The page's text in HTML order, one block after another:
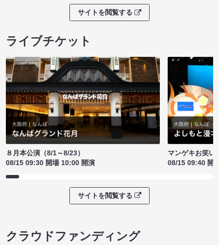
サイトを閲覧する
ライブチケット
８月本公演（8/1～8/23）
08/15 09:30 開場 10:00 開演
マンゲキお笑い
08/15 09:40 開
サイトを閲覧する
クラウドファンディング